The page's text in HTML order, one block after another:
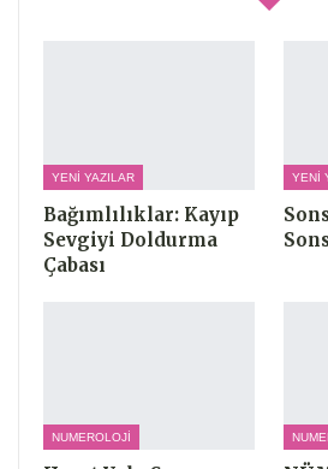
YENI YAZILAR
Bağımlılıklar: Kayıp
Sevgiyi Doldurma
Çabası
YENI
NUMEROLOJI